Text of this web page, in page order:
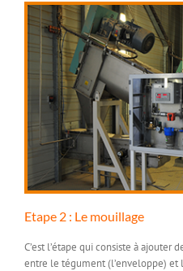
Etape 2 : Le mouillage
C’est l’étape qui consiste à ajouter
entre le tégument(l’enveloppe) et